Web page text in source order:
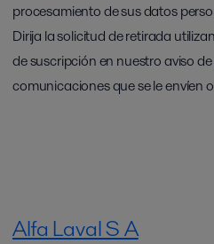
procesamiento de sus datos
Dirija la solicitud de retirada
de suscripción en nuestro aviso
comunicaciones que se le envíen
Alfa Laval S A